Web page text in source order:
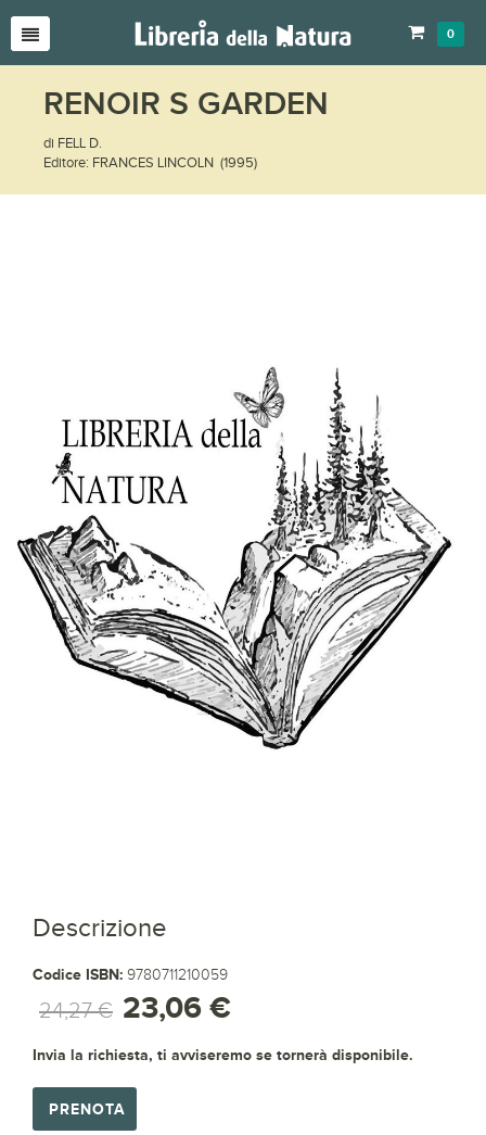
0
RENOIR S GARDEN
di FELL D.
Editore: FRANCES LINCOLN (1995)
Descrizione
Codice ISBN: 9780711210059
24,27 € 23,06 €
Invia la richiesta, ti avviseremo se tornerà disponibile.
PRENOTA